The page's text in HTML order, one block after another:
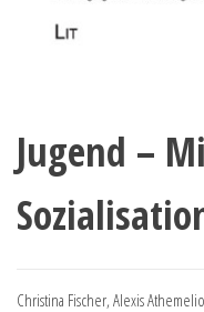
Jugend –
Christina Fischer, Alexis